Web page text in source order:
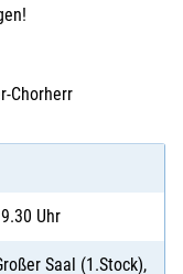
Chorherr
Uhr
Saal (1.Stock),